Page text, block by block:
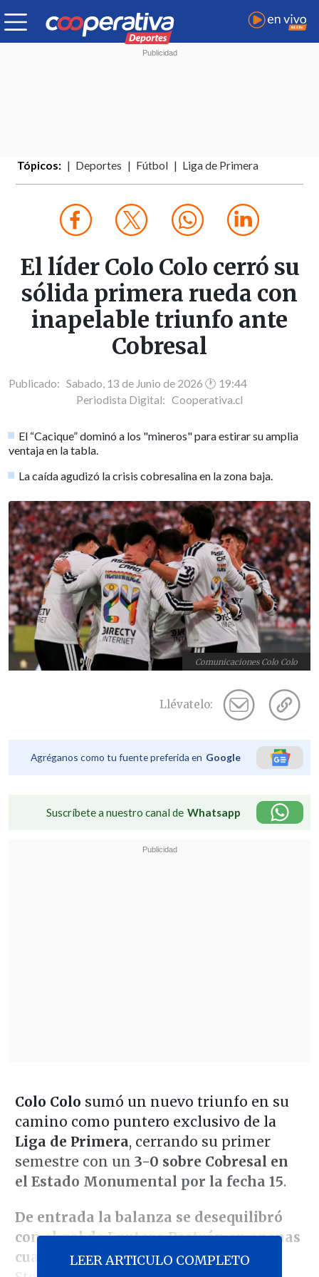
Tópicos: Deportes Fútbol Liga de Primera
El líder Colo Colo cerró su
sólida primera rueda con
inapelable triunfo ante
Cobresal
Publicado: Sabado, 13 de Junio de 2026 🕐 19:44
Periodista Digital: Cooperativa.cl
El “Cacique” dominó a los "mineros" para estirar su amplia
ventaja en la tabla.
La caída agudizó la crisis cobresalina en la zona baja.
Comunicaciones Colo Colo
Llévatelo:
Agréganos como tu fuente preferida en Google
Suscríbete a nuestro canal de Whatsapp
Colo Colo sumó un nuevo triunfo en su
camino como puntero exclusivo de la
Liga de Primera, cerrando su primer
semestre con un 3-0 sobre Cobresal en
el Estado Monumental por la fecha 15.
De entrada la balanza se desequilibró
con el gol de Lautaro Pastrán en apenas
cuatro minutos de juego. Poco antes,
LEER ARTICULO COMPLETO